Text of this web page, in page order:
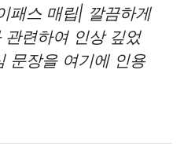
패스 매립| 깔끔하게
관련하여 인상 깊었
문장을 여기에 인용